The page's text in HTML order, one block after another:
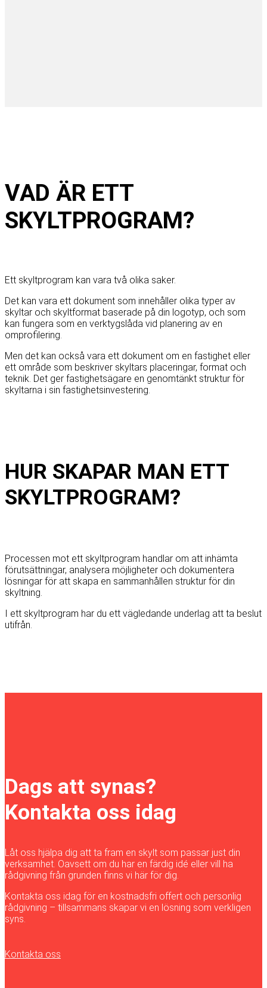
VAD ÄR ETT
SKYLTPROGRAM?
Ett skyltprogram kan vara två olika saker.
Det kan vara ett dokument som innehåller olika typer av
skyltar och skyltformat baserade på din logotyp, och som
kan fungera som en verktygslåda vid planering av en
omprofilering.
Men det kan också vara ett dokument om en fastighet eller
ett område som beskriver skyltars placeringar, format och
teknik. Det ger fastighetsägare en genomtänkt struktur för
skyltarna i sin fastighetsinvestering.
HUR SKAPAR MAN ETT
SKYLTPROGRAM?
Processen mot ett skyltprogram handlar om att inhämta
förutsättningar, analysera möjligheter och dokumentera
lösningar för att skapa en sammanhållen struktur för din
skyltning.
I ett skyltprogram har du ett vägledande underlag att ta beslut
utifrån.
Dags att synas?
Kontakta oss idag
Låt oss hjälpa dig att ta fram en skylt som passar just din
verksamhet. Oavsett om du har en färdig idé eller vill ha
rådgivning från grunden finns vi här för dig.
Kontakta oss idag för en kostnadsfri offert och personlig
rådgivning – tillsammans skapar vi en lösning som verkligen
syns.
Kontakta oss